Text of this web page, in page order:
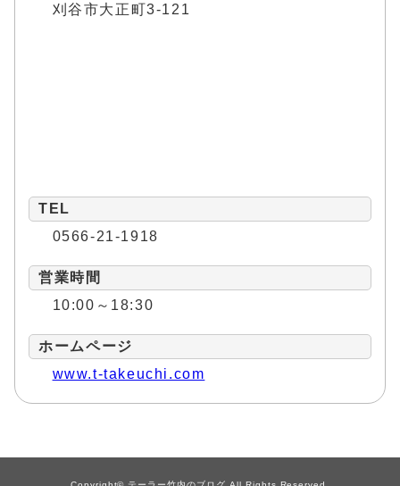
刈谷市大正町3-121
TEL
0566-21-1918
営業時間
10:00～18:30
ホームページ
www.t-takeuchi.com